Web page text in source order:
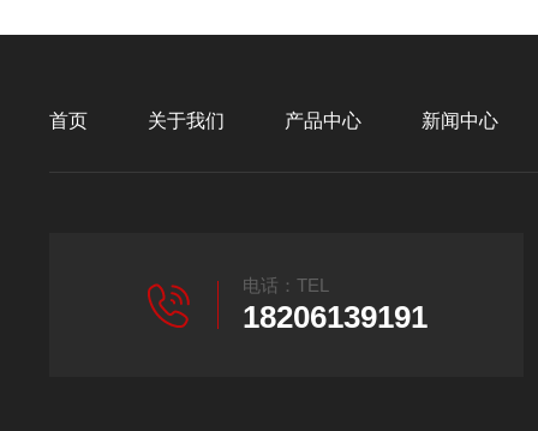
首页 关于我们 产品中心 新闻中心
电话：TEL
18206139191